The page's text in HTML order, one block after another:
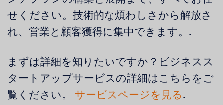
せください。技術的な煩わしさから解放さ
れ、営業と顧客獲得に集中できます。.
まずは詳細を知りたいですか？ビジネスス
タートアップサービスの詳細はこちらをご
覧ください。 サービスページを見る.